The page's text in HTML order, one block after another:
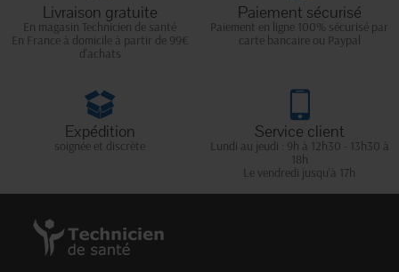
Livraison gratuite
En magasin Technicien de santé
En France à domicile à partir de 99€
d'achats
Paiement sécurisé
Paiement en ligne 100% sécurisé par
carte bancaire ou Paypal
Expédition
soignée et discrète
Service client
Lundi au jeudi : 9h à 12h30 - 13h30 à
18h
Le vendredi jusqu'à 17h